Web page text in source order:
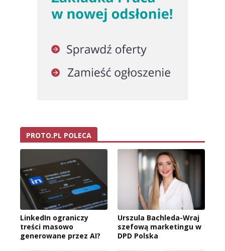
PROTO.PL POLECA
LinkedIn ograniczy
treści masowo
generowane przez AI?
Urszula Bachleda-Wraj
szefową marketingu w
DPD Polska